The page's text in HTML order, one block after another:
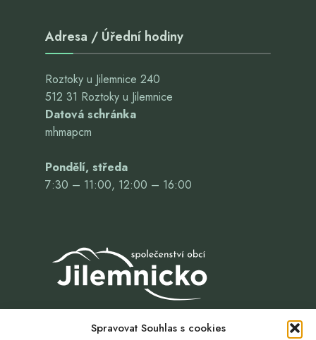
Spravovat Souhlas s cookies
Adresa / Úřední hodiny
Roztoky u Jilemnice 240
512 31 Roztoky u Jilemnice
Datová schránka
mhmapcm
Pondělí, středa
7:30 – 11:00, 12:00 – 16:00